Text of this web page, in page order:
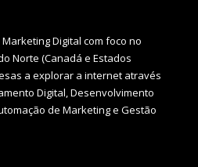
Digital com foco no
Norte (Canadá e Estados
a explorar a internet através
Digital, Desenvolvimento
de Marketing e Gestão